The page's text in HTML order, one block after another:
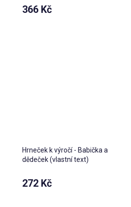
366 Kč
Hrneček k výročí - Babička a
dědeček (vlastní text)
272 Kč